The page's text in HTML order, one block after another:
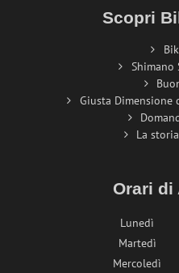
Scopri
Shimano
Giusta Dimensione
La
Orari di
Lunedì
Martedì
Mercoledì